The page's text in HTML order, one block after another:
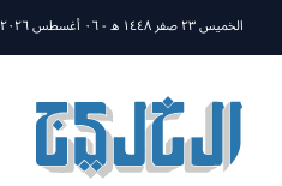
الخميس ٢٣ صفر ١٤٤٨ ه - ٠٦ أغسطس ٢٠٢٦